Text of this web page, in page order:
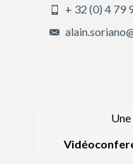
+ 32 (0) 4 79